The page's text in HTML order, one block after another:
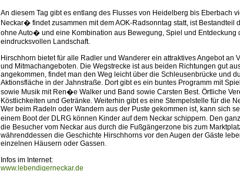
An diesem Tag gibt es entlang des Flusses von Heidelberg bis Eberbach
Neckar� findet zusammen mit dem AOK-Radsonntag statt, ist Bestandteil
ohne Auto� und eine Kombination aus Bewegung, Spiel und Entdeckung
eindrucksvollen Landschaft.
Hirschhorn bietet für alle Radler und Wanderer ein attraktives Angebot an
und Mitmachangeboten. Die Wegstrecke ist aus beiden Richtungen gut
angekommen, findet man den Weg leicht über die Schleusenbrücke und
Aktionsfläche in der Jahnstraße. Dort gibt es ein buntes Programm mit
sowie Musik mit Ren�e Walker und Band sowie Carsten Best. Örtliche
Köstlichkeiten und Getränke. Weiterhin gibt es eine Stempelstelle für die
Wer beim Radeln oder Wandern aus der Puste gekommen ist, kann sich
einem Boot der DLRG können Kinder auf dem Neckar schippern. Den
die Besucher vom Neckar aus durch die Fußgängerzone bis zum
währenddessen die Geschichte Hirschhorns vor den Augen der Gäste
einzelnen Häusern oder Gassen.
Infos im Internet:
www.lebendigerneckar.de